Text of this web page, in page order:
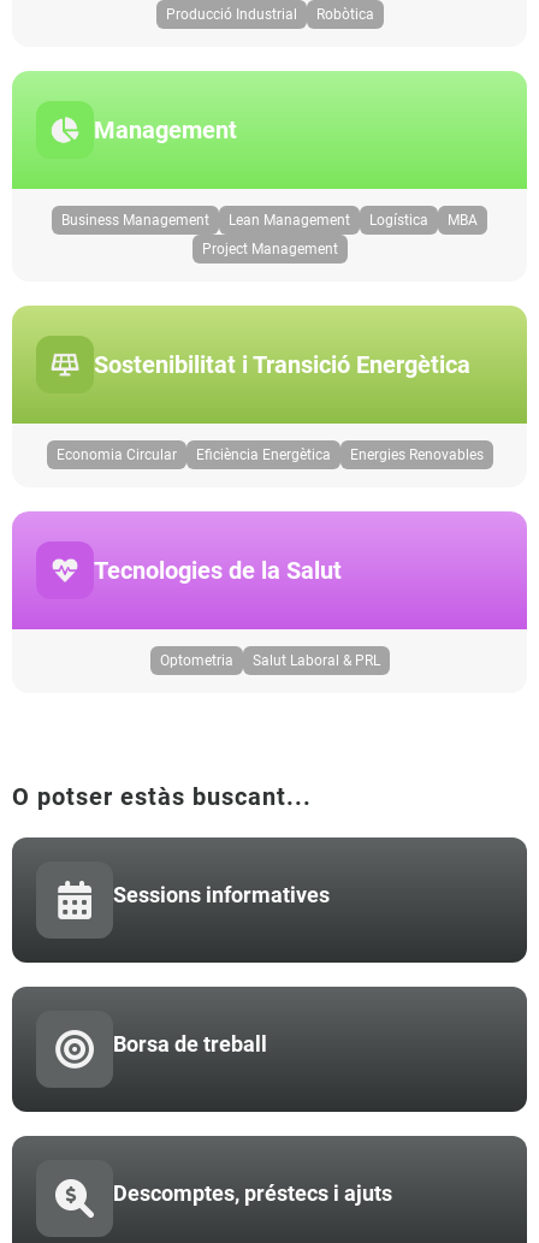
Producció Industrial
Robòtica
Management
Business Management Lean Management Logística
MBA
Project Management
Sostenibilitat i Transició Energètica
Economia Circular Eficiència Energètica Energies Renovables
Tecnologies de la Salut
Optometria Salut Laboral & PRL
O potser estàs buscant...
Sessions informatives
Borsa de treball
Descomptes, préstecs i ajuts